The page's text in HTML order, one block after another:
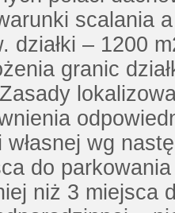
scalania
działki – 1200
granic
własnej wg
do
niż 3 miejsca